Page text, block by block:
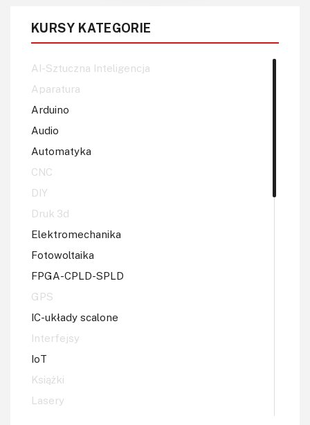
KURSY KATEGORIE
AI-Sztuczna Inteligencja
Aparatura
Arduino
Audio
Automatyka
CNC
DIY
Druk 3d
Elektromechanika
Fotowoltaika
FPGA-CPLD-SPLD
GPS
IC-układy scalone
Interfejsy
IoT
Książki
Lasery